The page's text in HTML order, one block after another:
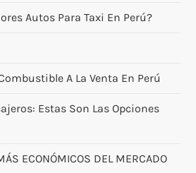
Autos Para Taxi En Perú?
A La Venta En Perú
Estas Son Las Opciones
ECONÓMICOS DEL MERCADO